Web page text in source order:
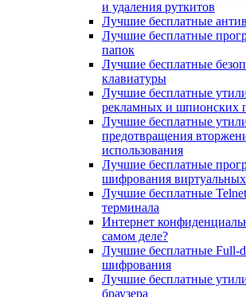
и удаления руткитов
Лучшие бесплатные
Лучшие бесплатные
папок
Лучшие бесплатные
клавиатуры
Лучшие бесплатные
рекламных и шпионских
Лучшие бесплатные
предотвращения
использования
Лучшие бесплатные
шифрования
Лучшие бесплатные
терминала
Интернет
самом деле?
Лучшие бесплатные Full-
шифрования
Лучшие бесплатные
браузера